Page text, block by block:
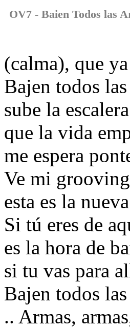
OV7 - Baien Todos las
(calma), que
Bajen todos
sube la
que la vida
me espera
Ve mi
esta es la
Si tú eres de
es la hora de
si tu vas para
Bajen todos
.. Armas,